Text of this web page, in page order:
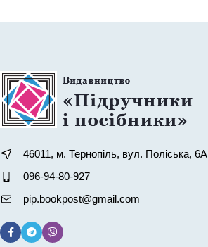
46011, м. Тернопіль, вул. Поліська, 6А
096-94-80-927
pip.bookpost@gmail.com